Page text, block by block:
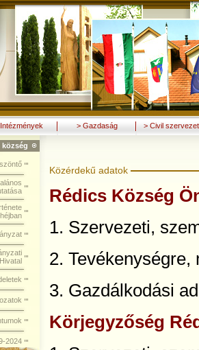
> Gazdaság > Civil
község
Hivatal
2024
Közérdekű adatok
Rédics Község
1. Szervezeti,
2.
3. Gazdálkodási
Körjegyzőség